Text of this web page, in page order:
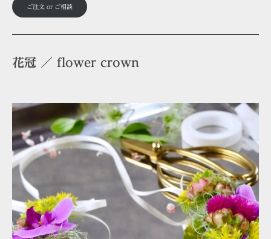
ご注文 or ご相談
花冠 ／ flower crown